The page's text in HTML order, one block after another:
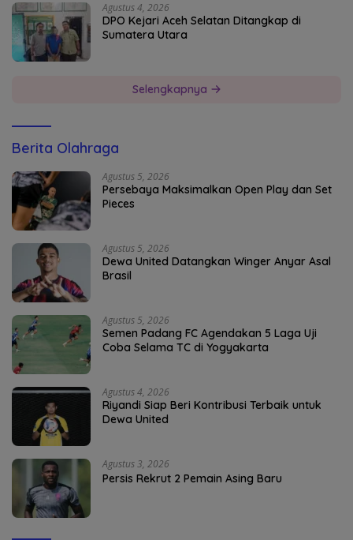
Agustus 4, 2026
DPO Kejari Aceh Selatan Ditangkap di
Sumatera Utara
Selengkapnya
Berita Olahraga
Agustus 5, 2026
Persebaya Maksimalkan Open Play dan Set
Pieces
Agustus 5, 2026
Dewa United Datangkan Winger Anyar Asal
Brasil
Agustus 5, 2026
Semen Padang FC Agendakan 5 Laga Uji
Coba Selama TC di Yogyakarta
Agustus 4, 2026
Riyandi Siap Beri Kontribusi Terbaik untuk
Dewa United
Agustus 3, 2026
Persis Rekrut 2 Pemain Asing Baru